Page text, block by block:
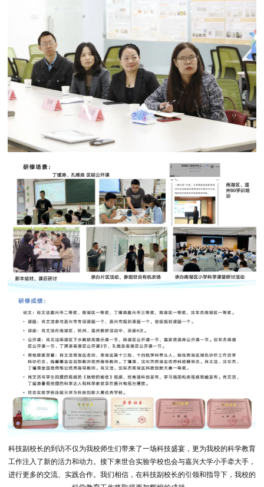
科技副校长的到访不仅为我校师生们带来了一场科技盛宴，更为我校的科学教育
工作注入了新的活力和动力。接下来世合实验学校也会与嘉兴大学小手牵大手，
进行更多的交流、实践合作。我们相信，在科技副校长的引领和指导下，我校的